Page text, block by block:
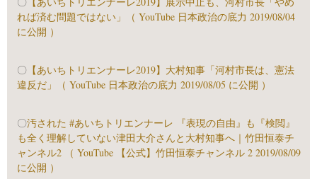
れば済む問題ではない」（ YouTube 日本政治の底力 2019/08/04
に公開 ）
〇 【あいちトリエンナーレ2019】大村知事「河村市長は、憲法
違反だ」（ YouTube 日本政治の底力 2019/08/05 に公開 ）
〇汚された #あいちトリエンナーレ 『表現の自由』も『検閲』
も全く理解していない津田大介さんと大村知事へ｜竹田恒泰チ
ャンネル2 （ YouTube 【公式】竹田恒泰チャンネル 2 2019/08/09
に公開 ）